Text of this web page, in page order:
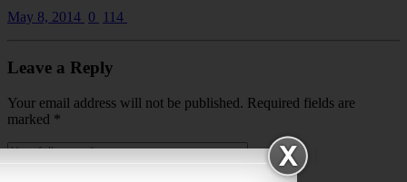
May 8, 2014 0 114
Leave a Reply
Your email address will not be published. Required fields are
marked *